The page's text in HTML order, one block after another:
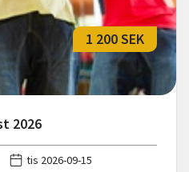
2026
1 200 SEK
tis 2026-09-15